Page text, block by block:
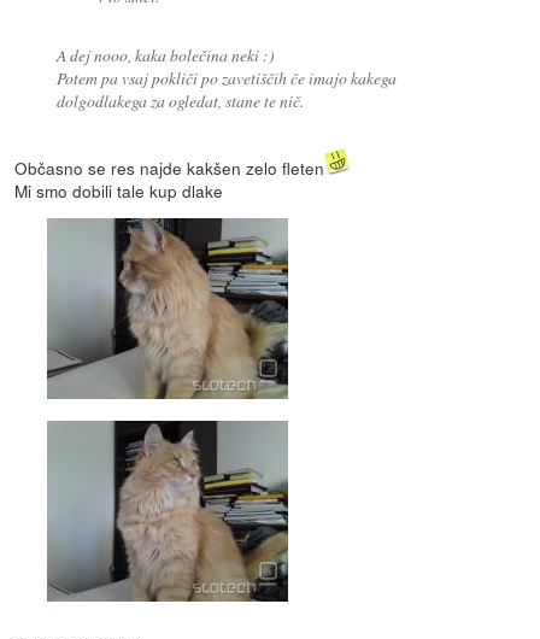
A dej nooo, kaka bolečina neki :)
Potem pa vsaj pokliči po zavetiščih če imajo kakega
dolgodlakega za ogledat, stane te nič.
Občasno se res najde kakšen zelo fleten
Mi smo dobili tale kup dlake